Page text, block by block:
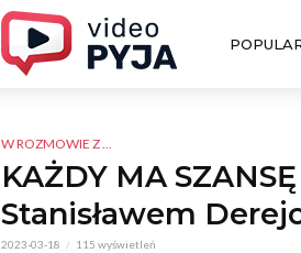
W ROZMOWIE Z ...
KAŻDY MA
Stanisławem
2023-03-18 115 wyświetleń